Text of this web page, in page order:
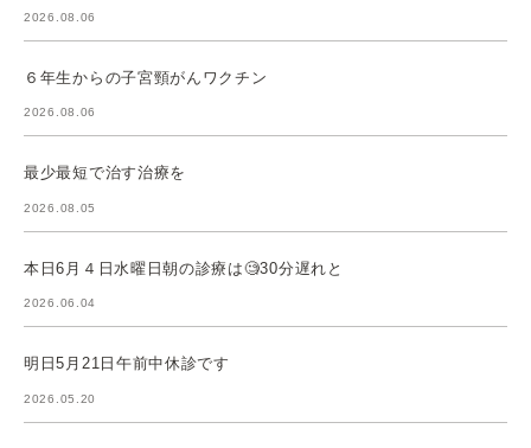
2026.08.06
６年生からの子宮頸がんワクチン
2026.08.06
最少最短で治す治療を
2026.08.05
本日6月４日水曜日朝の診療は🧐30分遅れと
2026.06.04
明日5月21日午前中休診です
2026.05.20